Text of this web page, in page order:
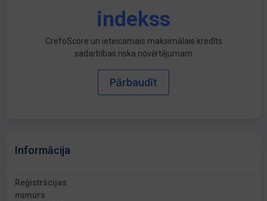
indekss
CrefoScore un ieteicamais maksimālais kredīts
sadarbības riska novērtējumam
Pārbaudīt
Informācija
Reģistrācijas
numurs